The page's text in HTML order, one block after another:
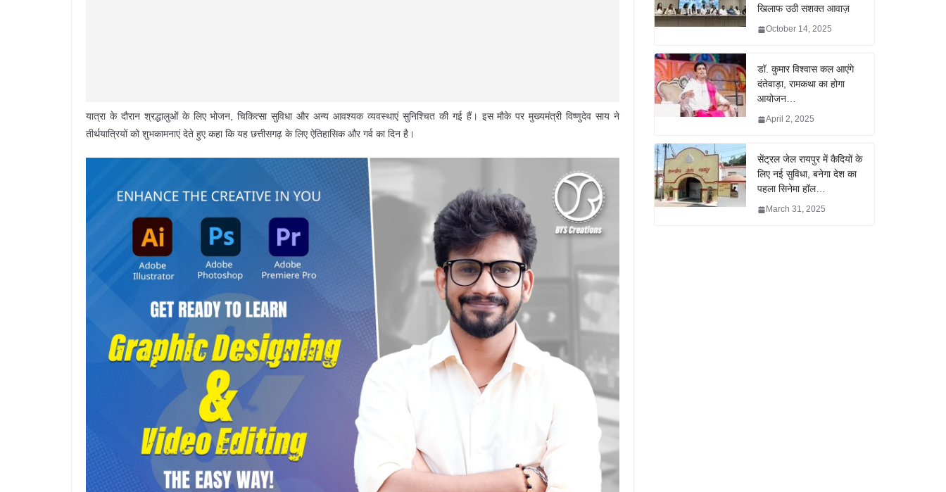
यात्रा के दौरान श्रद्धालुओं के लिए भोजन, चिकित्सा सुविधा और अन्य आवश्यक व्यवस्थाएं सुनिश्चित की गई हैं। इस मौके पर मुख्यमंत्री विष्णुदेव साय ने
तीर्थयात्रियों को शुभकामनाएं देते हुए कहा कि यह छत्तीसगढ़ के लिए ऐतिहासिक और गर्व का दिन है।
खिलाफ उठी सशक्त आवाज़
October 14, 2025
डॉ. कुमार विश्वास कल आएंगे
दंतेवाड़ा, रामकथा का होगा
आयोजन…
April 2, 2025
सेंट्रल जेल रायपुर में कैदियों के
लिए नई सुविधा, बनेगा देश का
पहला सिनेमा हॉल…
March 31, 2025